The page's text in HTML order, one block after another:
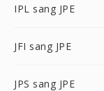
IPL sang JPE
JFI sang JPE
JPS sang JPE